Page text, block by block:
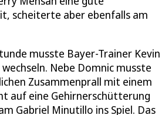
scheiterte aber ebenfalls am
musste Bayer-Trainer Kevin
Nebe Domnic musste
Zusammenprall mit einem
auf eine Gehirnerschütterung
Gabriel Minutillo ins Spiel. Das